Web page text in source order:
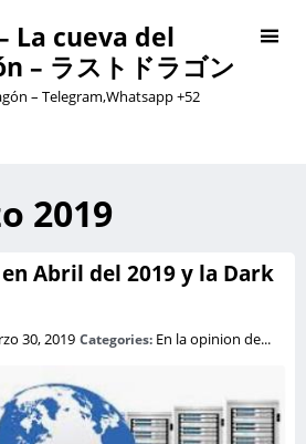
La cueva del
– ラストドラゴン
– Telegram,Whatsapp +52
2019
Abril del 2019 y la Dark
30, 2019 Categories: En la opinion de...